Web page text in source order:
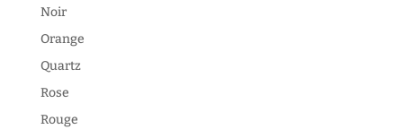
Noir
Orange
Quartz
Rose
Rouge